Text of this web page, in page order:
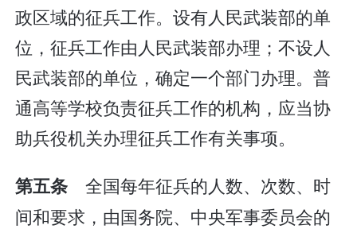
政区域的征兵工作。设有人民武装部的单
位，征兵工作由人民武装部办理；不设人
民武装部的单位，确定一个部门办理。普
通高等学校负责征兵工作的机构，应当协
助兵役机关办理征兵工作有关事项。
第五条 全国每年征兵的人数、次数、时
间和要求，由国务院、中央军事委员会的